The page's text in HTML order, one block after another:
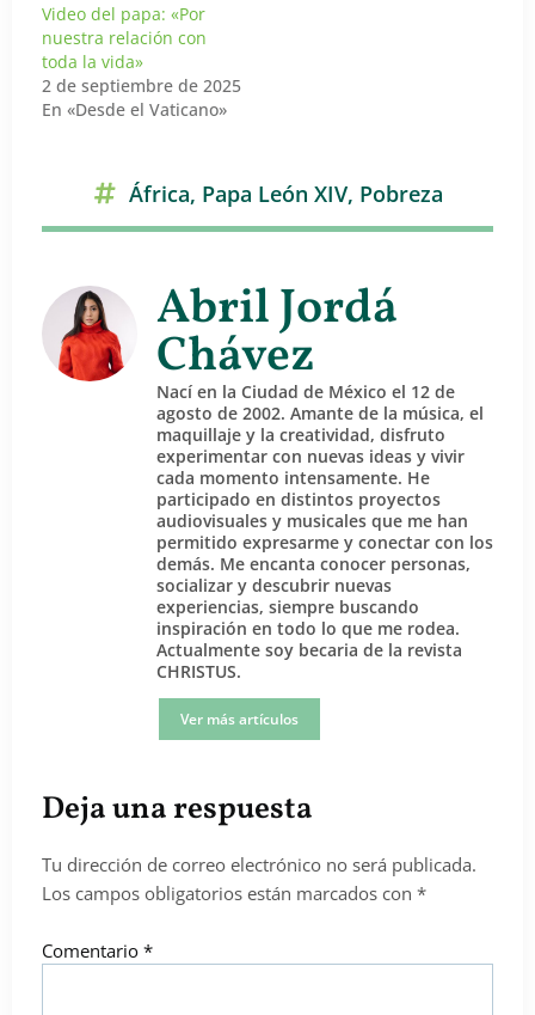
Video del papa: «Por
nuestra relación con
toda la vida»
2 de septiembre de 2025
En «Desde el Vaticano»
África, Papa León XIV, Pobreza
Abril Jordá
Chávez
Nací en la Ciudad de México el 12 de
agosto de 2002. Amante de la música, el
maquillaje y la creatividad, disfruto
experimentar con nuevas ideas y vivir
cada momento intensamente. He
participado en distintos proyectos
audiovisuales y musicales que me han
permitido expresarme y conectar con los
demás. Me encanta conocer personas,
socializar y descubrir nuevas
experiencias, siempre buscando
inspiración en todo lo que me rodea.
Actualmente soy becaria de la revista
CHRISTUS.
Ver más artículos
Deja una respuesta
Tu dirección de correo electrónico no será publicada.
Los campos obligatorios están marcados con *
Comentario *